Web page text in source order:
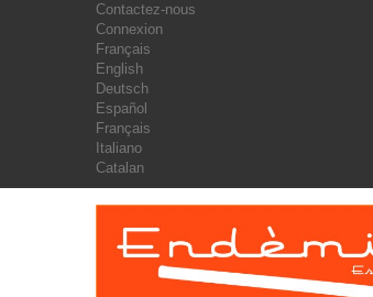
Contactez-nous
Connexion
Français
English
Deutsch
Español
Français
Italiano
Catalan